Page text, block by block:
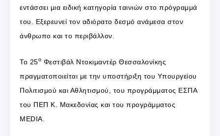
εντάσσει μια ειδική κατηγορία ταινιών στο πρόγραμμά
του. Εξερευνεί τον αδιόρατο δεσμό ανάμεσα στον
άνθρωπο και το περιβάλλον.
Το 25ο Φεστιβάλ Ντοκιμαντέρ Θεσσαλονίκης
πραγματοποιείται με την υποστήριξη του Υπουργείου
Πολιτισμού και Αθλητισμού, του προγράμματος ΕΣΠΑ
του ΠΕΠ Κ. Μακεδονίας και του προγράμματος
MEDIA.